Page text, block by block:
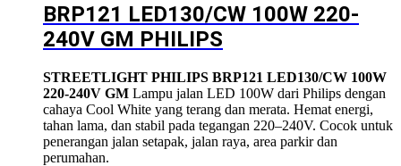
BRP121 LED130/CW 100W 220-
240V GM PHILIPS
STREETLIGHT PHILIPS BRP121 LED130/CW 100W
220-240V GM Lampu jalan LED 100W dari Philips dengan
cahaya Cool White yang terang dan merata. Hemat energi,
tahan lama, dan stabil pada tegangan 220–240V. Cocok untuk
penerangan jalan setapak, jalan raya, area parkir dan
perumahan.